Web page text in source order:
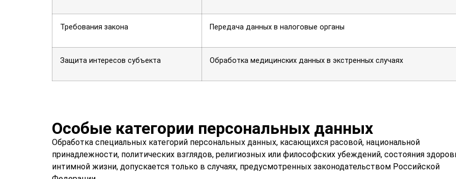
Требования закона Передача данных в налоговые органы
Защита интересов субъекта Обработка медицинских данных в экстренных случаях
Особые категории персональных данных
Обработка специальных категорий персональных данных, касающихся расовой, национальной
принадлежности, политических взглядов, религиозных или философских убеждений, состояния
интимной жизни, допускается только в случаях, предусмотренных законодательством Российской